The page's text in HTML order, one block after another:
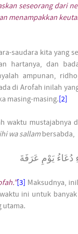
seseorang dari
menampakkan
saudara kita yang
hartanya, dan
ampunan,
di Arofah inilah
masing-masing.[2]
mustajabnya
wa sallambersabda,
دُعَاءُ يَوْمِ عَرَفَةَ
[3] Maksudnya,
ini untuk
utama.